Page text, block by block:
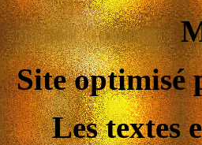
Site optimisé
Les textes